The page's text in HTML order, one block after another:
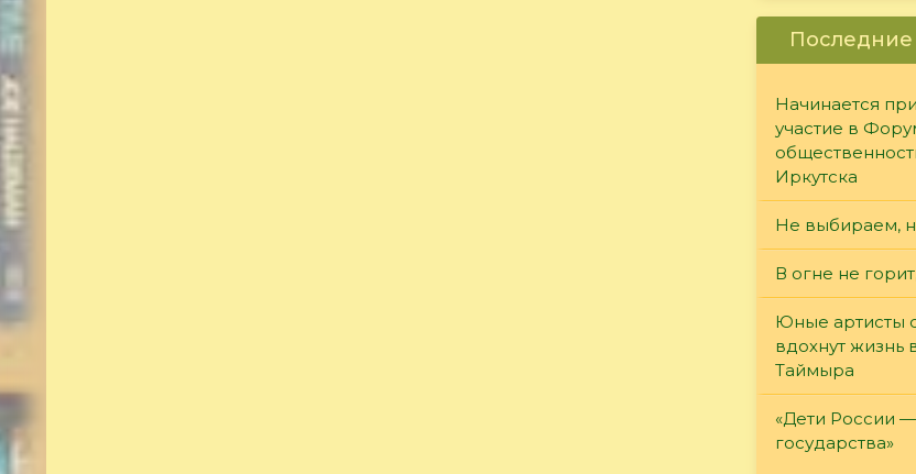
Начинается
участие в
Иркутска
Не выбираем,
В огне не
Юные артисты
вдохнут жизнь
Таймыра
«Дети России
государства»